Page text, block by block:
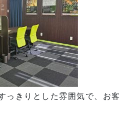
っきりとした雰囲気で、お客